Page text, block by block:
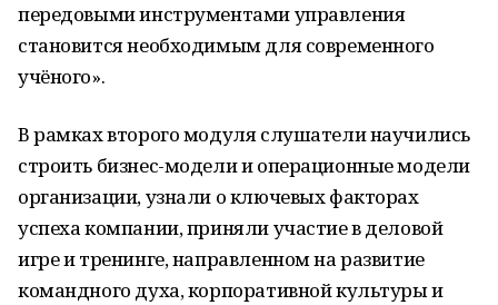
передовыми инструментами управления
становится необходимым для современного
учёного».
В рамках второго модуля слушатели научились
строить бизнес-модели и операционные модели
организации, узнали о ключевых факторах
успеха компании, приняли участие в деловой
игре и тренинге, направленном на развитие
командного духа, корпоративной культуры и